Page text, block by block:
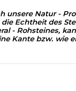
unsere Natur -
Echtheit des
- Rohsteines,
Kante bzw. wie